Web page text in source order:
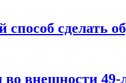
сделать
внешности 49-